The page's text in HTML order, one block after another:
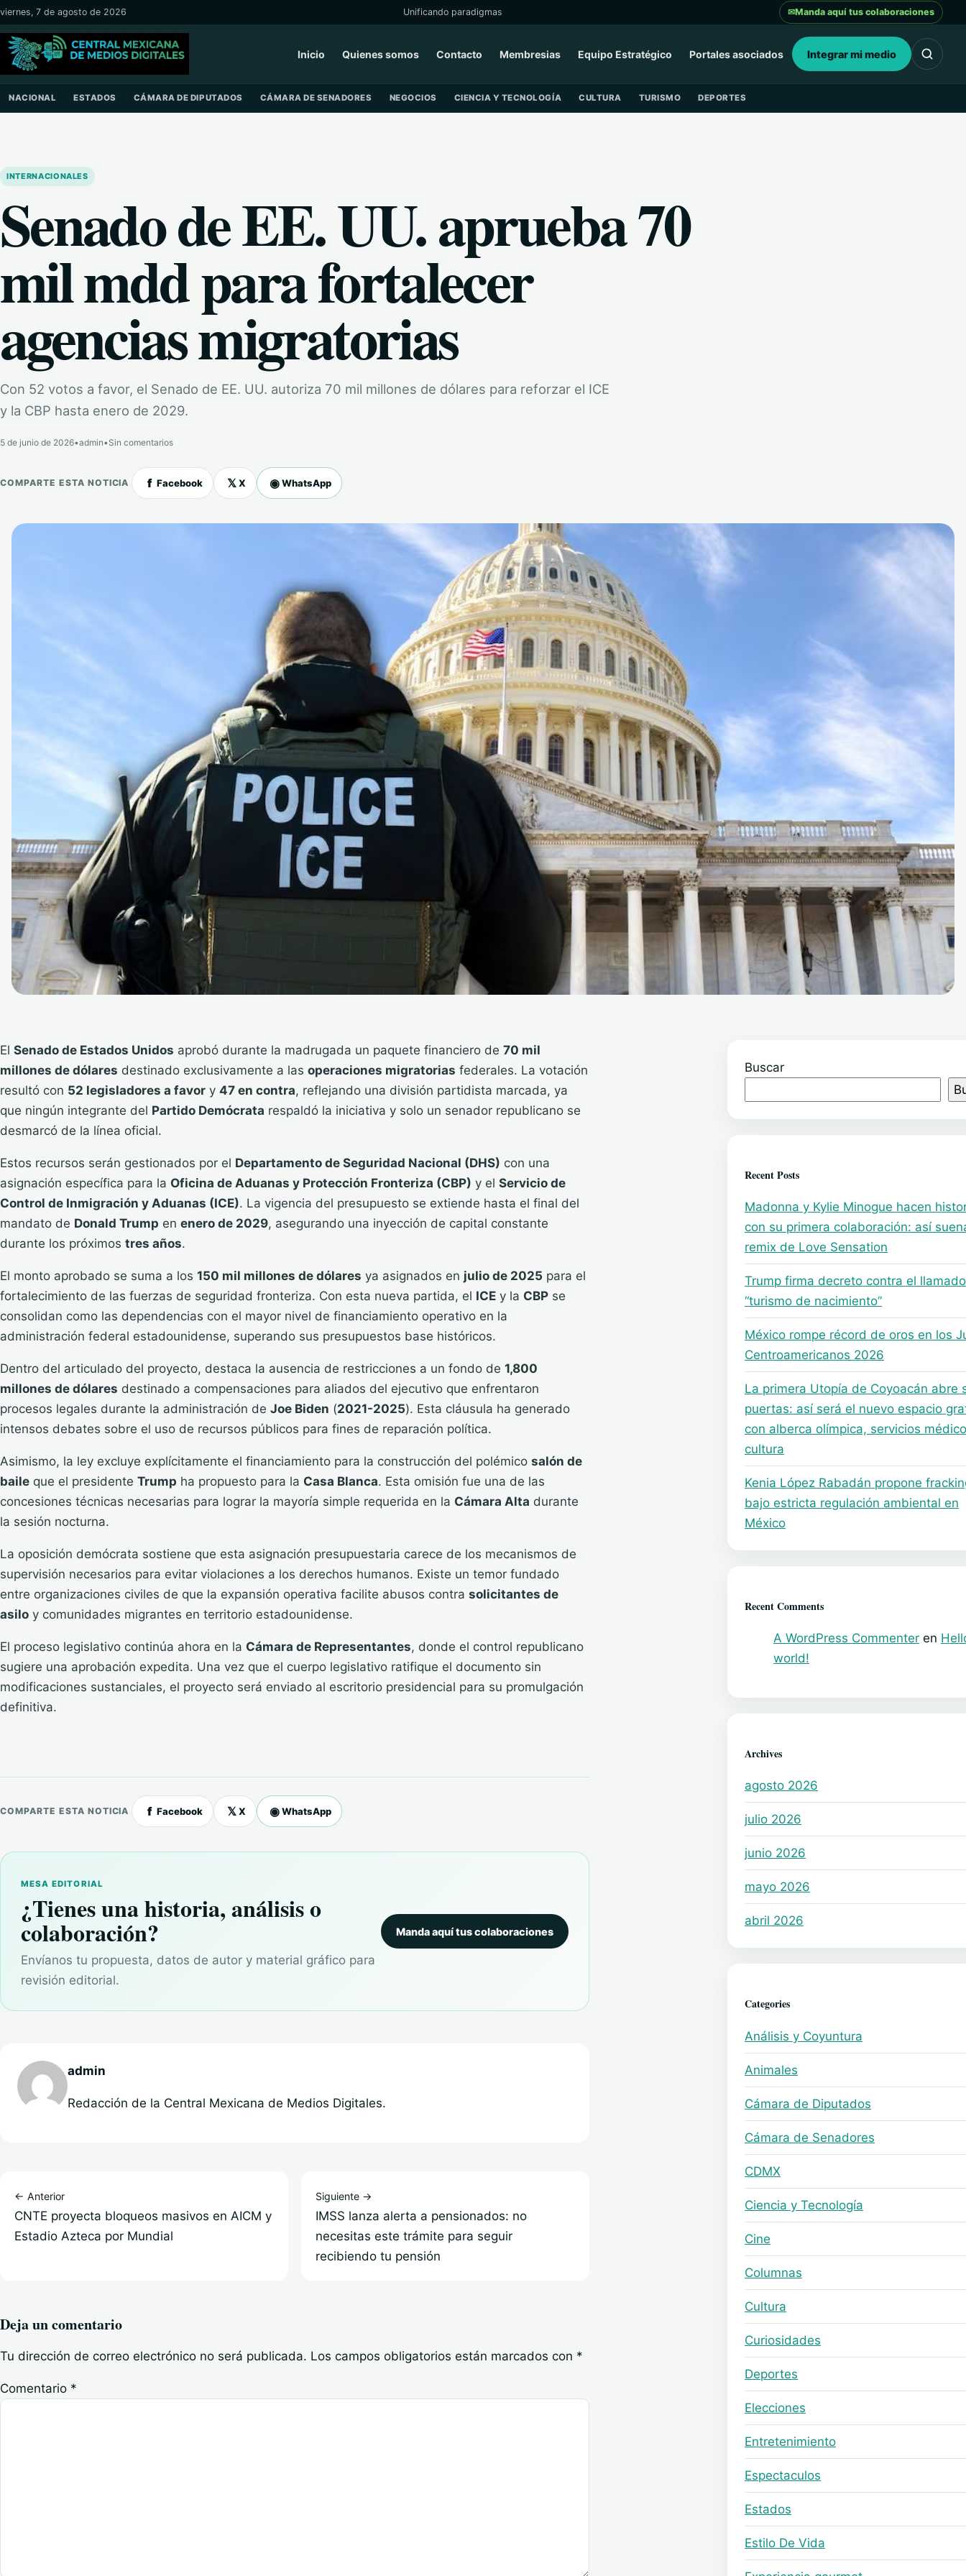
Saltar al contenido
viernes, 7 de agosto de 2026 Unificando paradigmas ✉Manda aquí tus colaboraciones
Inicio Quienes somos Contacto Membresias Equipo Estratégico Portales asociados Integrar mi medio
NACIONAL ESTADOS CÁMARA DE DIPUTADOS CÁMARA DE SENADORES NEGOCIOS CIENCIA Y TECNOLOGÍA CULTURA TURISMO DEPORTES
INTERNACIONALES
Senado de EE. UU. aprueba 70
mil mdd para fortalecer
agencias migratorias
Con 52 votos a favor, el Senado de EE. UU. autoriza 70 mil millones de dólares para reforzar el ICE
y la CBP hasta enero de 2029.
5 de junio de 2026•admin•Sin comentarios
COMPARTE ESTA NOTICIA f Facebook 𝕏 X ◉ WhatsApp
El Senado de Estados Unidos aprobó durante la madrugada un paquete financiero de 70 mil
millones de dólares destinado exclusivamente a las operaciones migratorias federales. La votación
resultó con 52 legisladores a favor y 47 en contra, reflejando una división partidista marcada, ya
que ningún integrante del Partido Demócrata respaldó la iniciativa y solo un senador republicano se
desmarcó de la línea oficial.
Estos recursos serán gestionados por el Departamento de Seguridad Nacional (DHS) con una
asignación específica para la Oficina de Aduanas y Protección Fronteriza (CBP) y el Servicio de
Control de Inmigración y Aduanas (ICE). La vigencia del presupuesto se extiende hasta el final del
mandato de Donald Trump en enero de 2029, asegurando una inyección de capital constante
durante los próximos tres años.
El monto aprobado se suma a los 150 mil millones de dólares ya asignados en julio de 2025 para el
fortalecimiento de las fuerzas de seguridad fronteriza. Con esta nueva partida, el ICE y la CBP se
consolidan como las dependencias con el mayor nivel de financiamiento operativo en la
administración federal estadounidense, superando sus presupuestos base históricos.
Dentro del articulado del proyecto, destaca la ausencia de restricciones a un fondo de 1,800
millones de dólares destinado a compensaciones para aliados del ejecutivo que enfrentaron
procesos legales durante la administración de Joe Biden (2021-2025). Esta cláusula ha generado
intensos debates sobre el uso de recursos públicos para fines de reparación política.
Asimismo, la ley excluye explícitamente el financiamiento para la construcción del polémico salón de
baile que el presidente Trump ha propuesto para la Casa Blanca. Esta omisión fue una de las
concesiones técnicas necesarias para lograr la mayoría simple requerida en la Cámara Alta durante
la sesión nocturna.
La oposición demócrata sostiene que esta asignación presupuestaria carece de los mecanismos de
supervisión necesarios para evitar violaciones a los derechos humanos. Existe un temor fundado
entre organizaciones civiles de que la expansión operativa facilite abusos contra solicitantes de
asilo y comunidades migrantes en territorio estadounidense.
El proceso legislativo continúa ahora en la Cámara de Representantes, donde el control republicano
sugiere una aprobación expedita. Una vez que el cuerpo legislativo ratifique el documento sin
modificaciones sustanciales, el proyecto será enviado al escritorio presidencial para su promulgación
definitiva.
COMPARTE ESTA NOTICIA f Facebook 𝕏 X ◉ WhatsApp
MESA EDITORIAL
¿Tienes una historia, análisis o
colaboración?
Envíanos tu propuesta, datos de autor y material gráfico para
revisión editorial.
Manda aquí tus colaboraciones
admin
Redacción de la Central Mexicana de Medios Digitales.
← Anterior
CNTE proyecta bloqueos masivos en AICM y
Estadio Azteca por Mundial
Siguiente →
IMSS lanza alerta a pensionados: no
necesitas este trámite para seguir
recibiendo tu pensión
Deja un comentario
Tu dirección de correo electrónico no será publicada. Los campos obligatorios están marcados con *
Comentario *
Buscar
Recent Posts
Madonna y Kylie Minogue hacen
con su primera colaboración: así
remix de Love Sensation
Trump firma decreto contra el llamado
“turismo de nacimiento”
México rompe récord de oros en los
Centroamericanos 2026
La primera Utopía de Coyoacán abre
puertas: así será el nuevo espacio
con alberca olímpica, servicios
cultura
Kenia López Rabadán propone
bajo estricta regulación ambiental en
México
Recent Comments
A WordPress Commenter en
world!
Archives
agosto 2026
julio 2026
junio 2026
mayo 2026
abril 2026
Categories
Análisis y Coyuntura
Animales
Cámara de Diputados
Cámara de Senadores
CDMX
Ciencia y Tecnología
Cine
Columnas
Cultura
Curiosidades
Deportes
Elecciones
Entretenimiento
Espectaculos
Estados
Estilo De Vida